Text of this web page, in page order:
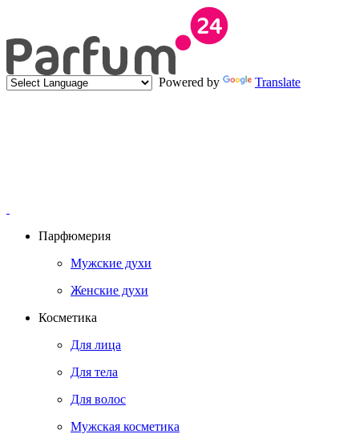
Powered by Translate
Парфюмерия
Мужские духи
Женские духи
Косметика
Для лица
Для тела
Для волос
Мужская косметика